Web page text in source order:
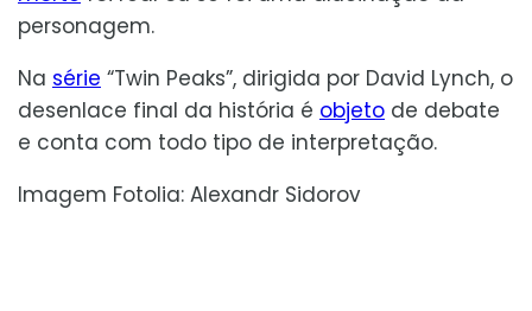
personagem.
Na série “Twin Peaks”, dirigida por David Lynch, o
desenlace final da história é objeto de debate
e conta com todo tipo de interpretação.
Imagem Fotolia: Alexandr Sidorov